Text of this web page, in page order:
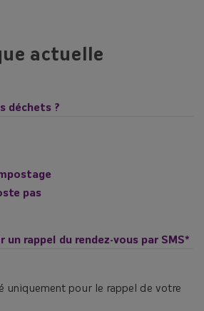
actuelle
déchets ?
pas
un rappel du rendez-vous par SMS*
uniquement pour le rappel de votre